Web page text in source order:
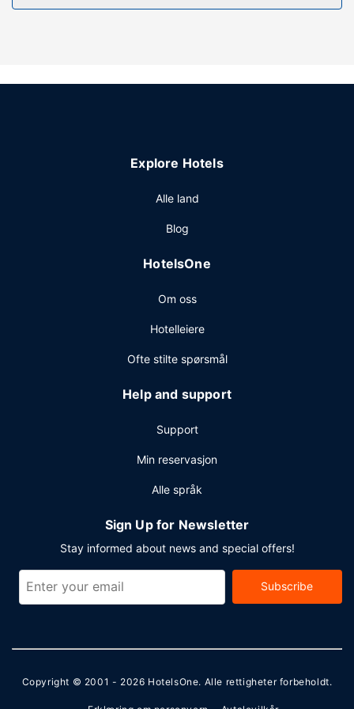
gavebutikk/kiosk og peis i lobbyen. Dette hotellet har
Gjester har tilgang til blant annet aviser i lobbyen
resepsjon. Gjestene tilbys ubetjent parkering (mot et
Explore Hotels
Alle land
Blog
HotelsOne
Om oss
Hotelleiere
Ofte stilte spørsmål
Help and support
Support
Min reservasjon
Alle språk
Sign Up for Newsletter
Stay informed about news and special offers!
Subscribe
Copyright © 2001 - 2026 HotelsOne. Alle rettigheter forbeholdt.